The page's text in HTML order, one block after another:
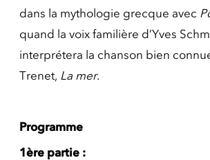
dans la mythologie grecque avec
quand la voix familière d’Yves
interprétera la chanson bien
Trenet, La mer.
Programme
1ère partie :